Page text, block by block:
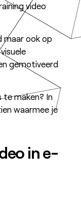
video
maar ook op
gemotiveerd
te maken? In
waarmee je
in e-